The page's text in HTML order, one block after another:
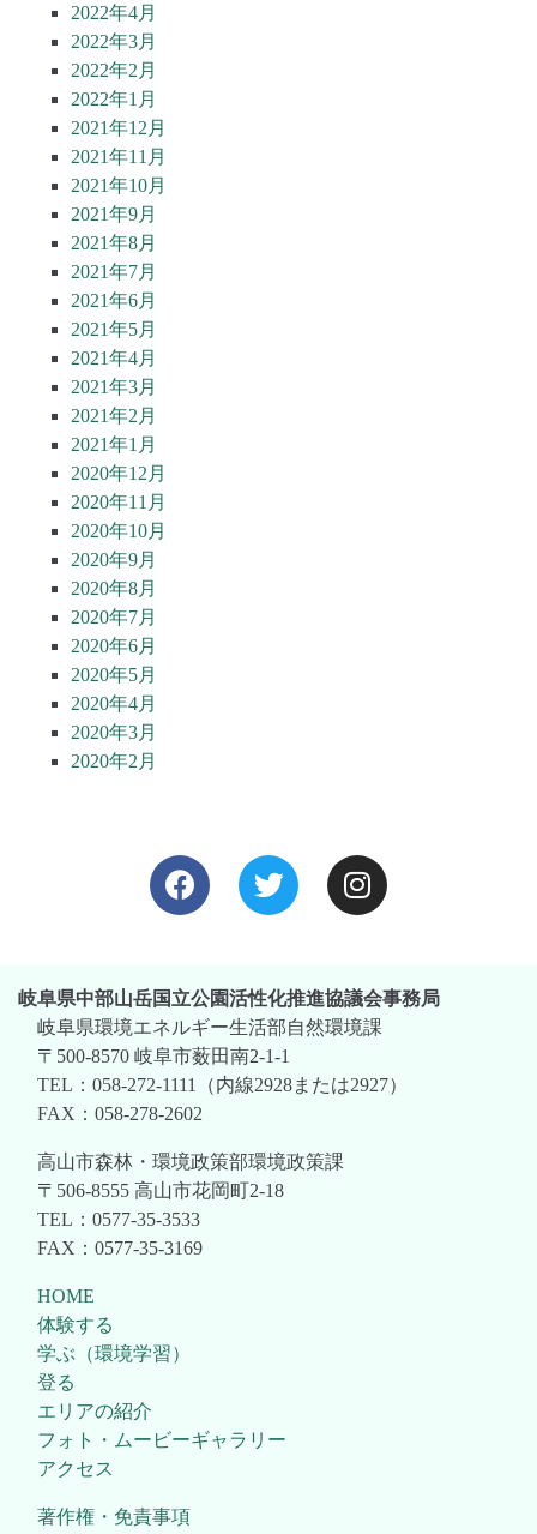
2022年4月
2022年3月
2022年2月
2022年1月
2021年12月
2021年11月
2021年10月
2021年9月
2021年8月
2021年7月
2021年6月
2021年5月
2021年4月
2021年3月
2021年2月
2021年1月
2020年12月
2020年11月
2020年10月
2020年9月
2020年8月
2020年7月
2020年6月
2020年5月
2020年4月
2020年3月
2020年2月
岐阜県中部山岳国立公園活性化推進協議会事務局
岐阜県環境エネルギー生活部自然環境課
〒500-8570 岐阜市薮田南2-1-1
TEL：058-272-1111（内線2928または2927）
FAX：058-278-2602
高山市森林・環境政策部環境政策課
〒506-8555 高山市花岡町2-18
TEL：0577-35-3533
FAX：0577-35-3169
HOME
体験する
学ぶ（環境学習）
登る
エリアの紹介
フォト・ムービーギャラリー
アクセス
著作権・免責事項